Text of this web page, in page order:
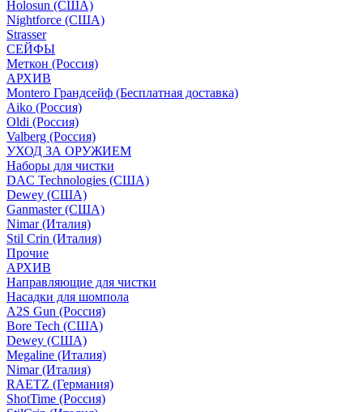
Holosun (США)
Nightforce (США)
Strasser
СЕЙФЫ
Меткон (Россия)
АРХИВ
Montero Грандсейф (Бесплатная доставка)
Aiko (Россия)
Oldi (Россия)
Valberg (Россия)
УХОД ЗА ОРУЖИЕМ
Наборы для чистки
DAC Technologies (США)
Dewey (США)
Ganmaster (США)
Nimar (Италия)
Stil Crin (Италия)
Прочие
АРХИВ
Направляющие для чистки
Насадки для шомпола
A2S Gun (Россия)
Bore Tech (США)
Dewey (США)
Megaline (Италия)
Nimar (Италия)
RAETZ (Германия)
ShotTime (Россия)